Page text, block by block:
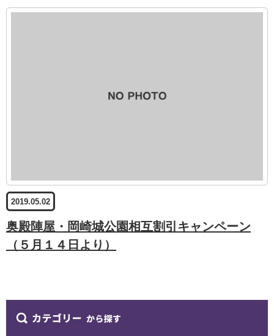
2019.05.02
奥殿陣屋・岡崎城公園相互割引キャンペーン
（５月１４日より）